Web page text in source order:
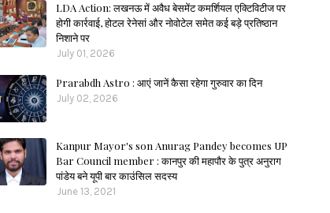
LDA Action: लखनऊ में अवैध बेसमेंट कमर्शियल एक्टिविटीज पर
होगी कार्रवाई, होटल रेनेसां और नोवोटेल समेत कई बड़े प्रतिष्ठान
निशाने पर
July 01, 2026
Prarabdh Astro : आएं जानें कैसा रहेगा गुरुवार का दिन
July 02, 2026
Kanpur Mayor's son Anurag Pandey becomes UP
Bar Council member : कानपुर की महापौर के पुत्र अनुराग
पांडेय बने यूपी बार काउंसिल सदस्य
June 13, 2021